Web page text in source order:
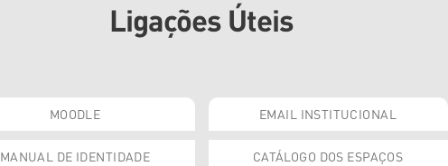
Ligações Úteis
MOODLE EMAIL INSTITUCIONAL
MANUAL DE IDENTIDADE CATÁLOGO DOS ESPAÇOS